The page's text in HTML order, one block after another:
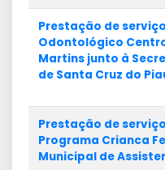
Prestação de
Odontológico
Martins junto à
de Santa Cruz do
Prestação de
Programa Crianca
Municipal de